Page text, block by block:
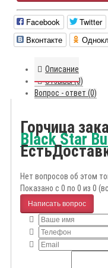
Facebook Twitter
Вконтакте
Описание
Отзывы (0)
Вопрос - ответ (0)
Горчица
Black Star
Нет вопросов об этом
Показано с 0 по 0 из 0
Написать вопрос